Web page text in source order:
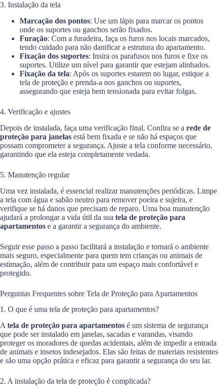
3. Instalação da tela
Marcação dos pontos: Use um lápis para marcar os pontos
onde os suportes ou ganchos serão fixados.
Furação: Com a furadeira, faça os furos nos locais marcados,
tendo cuidado para não danificar a estrutura do apartamento.
Fixação dos suportes: Insira os parafusos nos furos e fixe os
suportes. Utilize um nível para garantir que estejam alinhados.
Fixação da tela: Após os suportes estarem no lugar, estique a
tela de proteção e prenda-a nos ganchos ou suportes,
assegurando que esteja bem tensionada para evitar folgas.
4. Verificação e ajustes
Depois de instalada, faça uma verificação final. Confira se a rede de
proteção para janelas está bem fixada e se não há espaços que
possam comprometer a segurança. Ajuste a tela conforme necessário,
garantindo que ela esteja completamente vedada.
5. Manutenção regular
Uma vez instalada, é essencial realizar manutenções periódicas. Limpe
a tela com água e sabão neutro para remover poeira e sujeira, e
verifique se há danos que precisam de reparo. Uma boa manutenção
ajudará a prolongar a vida útil da sua tela de proteção para
apartamentos e a garantir a segurança do ambiente.
Seguir esse passo a passo facilitará a instalação e tornará o ambiente
mais seguro, especialmente para quem tem crianças ou animais de
estimação, além de contribuir para um espaço mais confortável e
protegido.
Perguntas Frequentes sobre Tela de Proteção para Apartamentos
1. O que é uma tela de proteção para apartamentos?
A tela de proteção para apartamentos é um sistema de segurança
que pode ser instalado em janelas, sacadas e varandas, visando
proteger os moradores de quedas acidentais, além de impedir a entrada
de animais e insetos indesejados. Elas são feitas de materiais resistentes
e são uma opção prática e eficaz para garantir a segurança do seu lar.
2. A instalação da tela de proteção é complicada?